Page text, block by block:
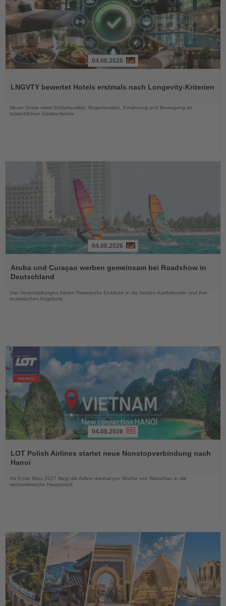
die
04.08.2026
LNGVTY bewertet Hotels erstmals nach Longevity-Kriterien
Neuer Score misst Schlafqualität, Regeneration, Ernährung und Bewegung im
tatsächlichen Gästeerlebnis
Sie
die
04.08.2026
Aruba und Curaçao werben gemeinsam bei Roadshow in
Deutschland
Vier Veranstaltungen bieten Reiseprofis Einblicke in die beiden Karibikinseln und ihre
touristischen Angebote
Sie
die
04.08.2026
LOT Polish Airlines startet neue Nonstopverbindung nach
Hanoi
Ab Ende März 2027 fliegt die Airline dreimal pro Woche von Warschau in die
vietnamesische Hauptstadt